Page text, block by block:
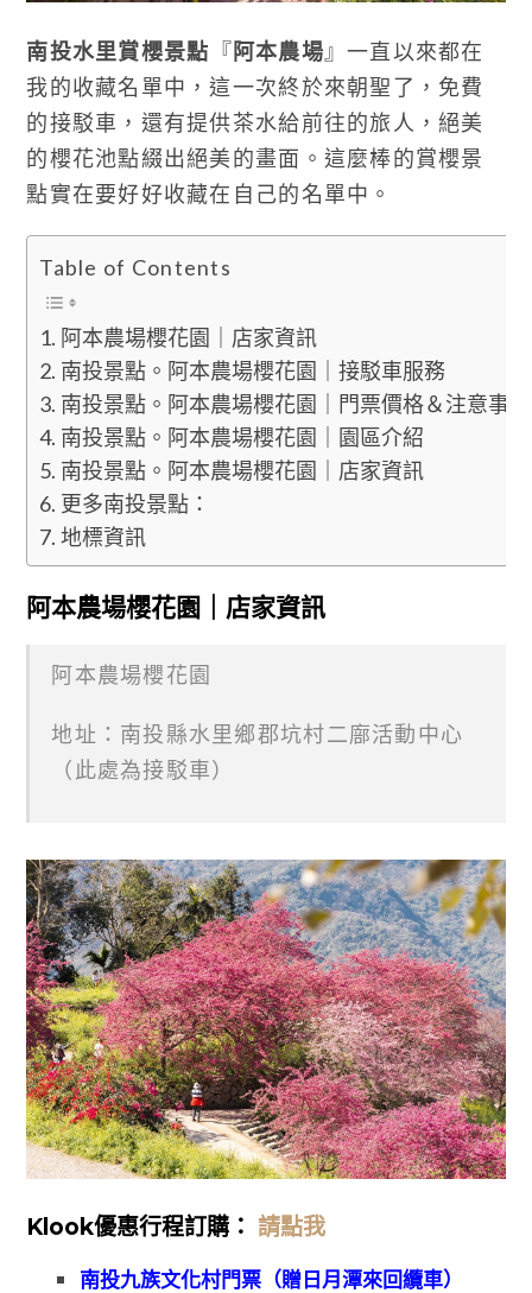
南投水里賞櫻景點 『阿本農場 』一直以來都在
我的收藏名單中，這一次終於來朝聖了，免費
的接駁車，還有提供茶水給前往的旅人，絕美
的櫻花池點綴出絕美的畫面。這麼棒的賞櫻景
點實在要好好收藏在自己的名單中。
Table of Contents
阿本農場櫻花園｜店家資訊
南投景點。阿本農場櫻花園｜接駁車服務
南投景點。阿本農場櫻花園｜門票價格＆注意事項
南投景點。阿本農場櫻花園｜園區介紹
南投景點。阿本農場櫻花園｜店家資訊
更多南投景點：
地標資訊
阿本農場櫻花園｜店家資訊
阿本農場櫻花園
地址：南投縣水里鄉郡坑村二廍活動中心
（此處為接駁車）
Klook優惠行程訂購： 請點我
南投九族文化村門票（贈日月潭來回纜車）